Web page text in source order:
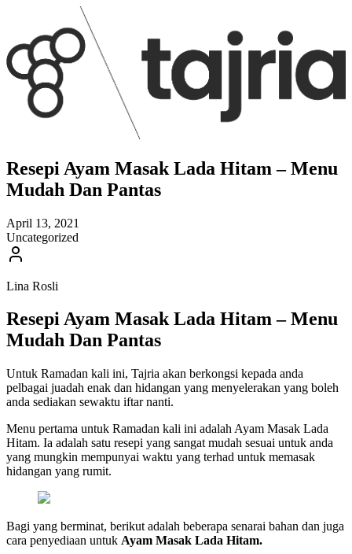
Resepi Ayam Masak Lada Hitam – Menu
Mudah Dan Pantas
April 13, 2021
Uncategorized
Lina Rosli
Resepi Ayam Masak Lada Hitam – Menu
Mudah Dan Pantas
Untuk Ramadan kali ini, Tajria akan berkongsi kepada anda
pelbagai juadah enak dan hidangan yang menyelerakan yang boleh
anda sediakan sewaktu iftar nanti.
Menu pertama untuk Ramadan kali ini adalah Ayam Masak Lada
Hitam. Ia adalah satu resepi yang sangat mudah sesuai untuk anda
yang mungkin mempunyai waktu yang terhad untuk memasak
hidangan yang rumit.
Bagi yang berminat, berikut adalah beberapa senarai bahan dan juga
cara penyediaan untuk Ayam Masak Lada Hitam.